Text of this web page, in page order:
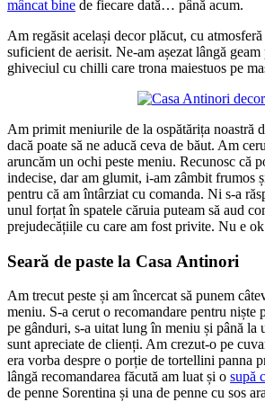
mâncat bine de fiecare dată… până acum.
Am regăsit același decor plăcut, cu
suficient de aerisit. Ne-am așezat lângă geam
ghiveciul cu chilli care trona maiestuos pe
Am primit meniurile de la ospătărița noastră
dacă poate să ne aducă ceva de băut. Am
aruncăm un ochi peste meniu. Recunosc că
indecise, dar am glumit, i-am zâmbit frumos
pentru că am întârziat cu comanda. Ni s-a
unul forțat în spatele căruia puteam să aud
prejudecățiile cu care am fost privite. Nu e
Seară de paste la Casa Antinori
Am trecut peste și am încercat să punem
meniu. S-a cerut o recomandare pentru niște
pe gânduri, s-a uitat lung în meniu și până la
sunt apreciate de clienți. Am crezut-o pe
era vorba despre o porție de tortellini panna
lângă recomandarea făcută am luat și o supă
de penne Sorentina și una de penne cu sos